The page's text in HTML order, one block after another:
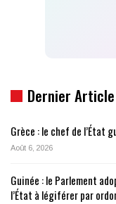
Dernier Article
Grèce : le chef de l’État
Août 6, 2026
Guinée : le Parlement
l’État à légiférer par